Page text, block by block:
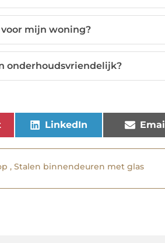
mijn woning?
onderhoudsvriendelijk?
LinkedIn Email
,Stalen binnendeuren met glas